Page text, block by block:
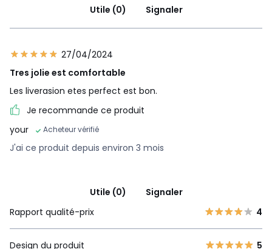
environnemental, social et économique.
Dimensions et poids des colis
1 colis
Taille 3P
• L202 x H58 x P107 cm, 68 kg
Taille 4P
• L222 x H58 x P107 cm, 77 kg
Taille 5P
Beige Cendré, Moutarde, Chamois
3 Places, 4 Places, 5 Places
Utile (0) Signaler
27/04/2024
Tres jolie est comfortable
Les liverasion etes perfect est bon.
Je recommande ce produit
your
Acheteur vérifié
J'ai ce produit depuis environ 3 mois
Utile (0)
Signaler
Rapport qualité-prix
4
Design du produit 5